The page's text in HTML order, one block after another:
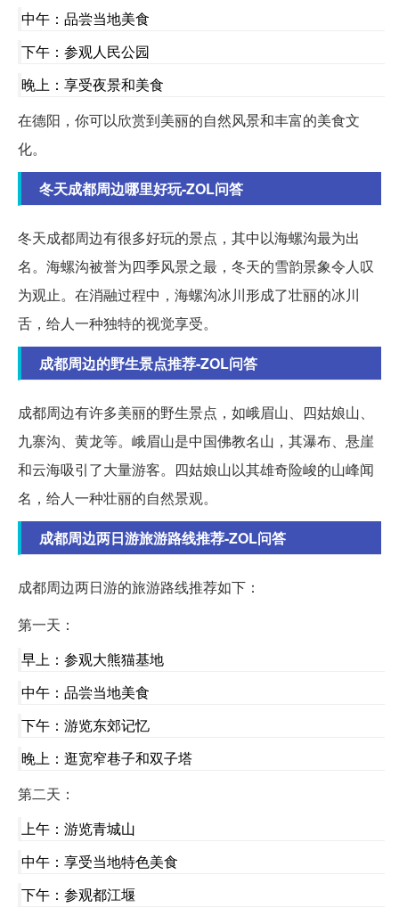
中午：品尝当地美食
下午：参观人民公园
晚上：享受夜景和美食
在德阳，你可以欣赏到美丽的自然风景和丰富的美食文
化。
冬天成都周边哪里好玩-ZOL问答
冬天成都周边有很多好玩的景点，其中以海螺沟最为出
名。海螺沟被誉为四季风景之最，冬天的雪韵景象令人叹
为观止。在消融过程中，海螺沟冰川形成了壮丽的冰川
舌，给人一种独特的视觉享受。
成都周边的野生景点推荐-ZOL问答
成都周边有许多美丽的野生景点，如峨眉山、四姑娘山、
九寨沟、黄龙等。峨眉山是中国佛教名山，其瀑布、悬崖
和云海吸引了大量游客。四姑娘山以其雄奇险峻的山峰闻
名，给人一种壮丽的自然景观。
成都周边两日游旅游路线推荐-ZOL问答
成都周边两日游的旅游路线推荐如下：
第一天：
早上：参观大熊猫基地
中午：品尝当地美食
下午：游览东郊记忆
晚上：逛宽窄巷子和双子塔
第二天：
上午：游览青城山
中午：享受当地特色美食
下午：参观都江堰